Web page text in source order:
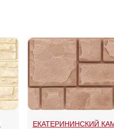
ЕКАТЕРИНИНСКИЙ